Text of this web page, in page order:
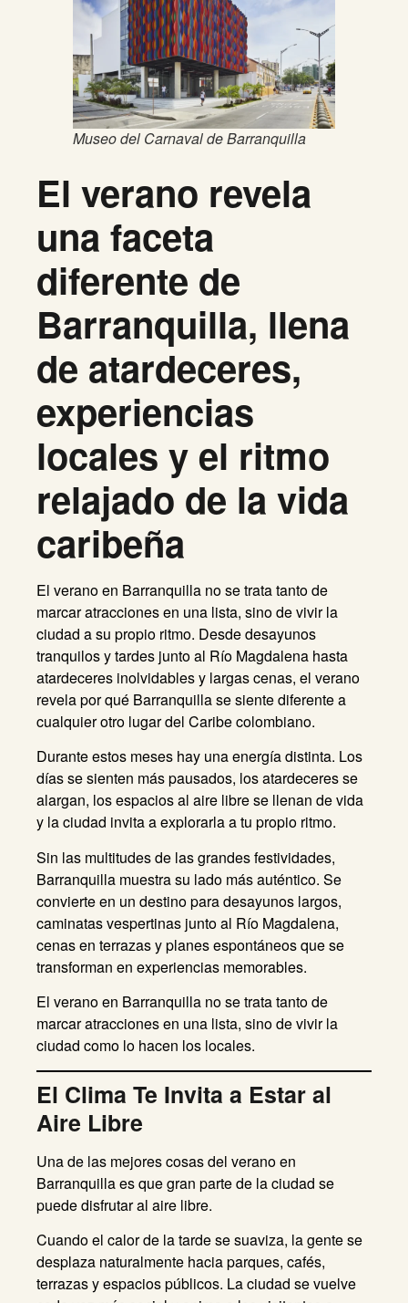
Museo del Carnaval de Barranquilla
El verano revela
una faceta
diferente de
Barranquilla, llena
de atardeceres,
experiencias
locales y el ritmo
relajado de la vida
caribeña
El verano en Barranquilla no se trata tanto de
marcar atracciones en una lista, sino de vivir la
ciudad a su propio ritmo. Desde desayunos
tranquilos y tardes junto al Río Magdalena hasta
atardeceres inolvidables y largas cenas, el verano
revela por qué Barranquilla se siente diferente a
cualquier otro lugar del Caribe colombiano.
Durante estos meses hay una energía distinta. Los
días se sienten más pausados, los atardeceres se
alargan, los espacios al aire libre se llenan de vida
y la ciudad invita a explorarla a tu propio ritmo.
Sin las multitudes de las grandes festividades,
Barranquilla muestra su lado más auténtico. Se
convierte en un destino para desayunos largos,
caminatas vespertinas junto al Río Magdalena,
cenas en terrazas y planes espontáneos que se
transforman en experiencias memorables.
El verano en Barranquilla no se trata tanto de
marcar atracciones en una lista, sino de vivir la
ciudad como lo hacen los locales.
El Clima Te Invita a Estar al
Aire Libre
Una de las mejores cosas del verano en
Barranquilla es que gran parte de la ciudad se
puede disfrutar al aire libre.
Cuando el calor de la tarde se suaviza, la gente se
desplaza naturalmente hacia parques, cafés,
terrazas y espacios públicos. La ciudad se vuelve